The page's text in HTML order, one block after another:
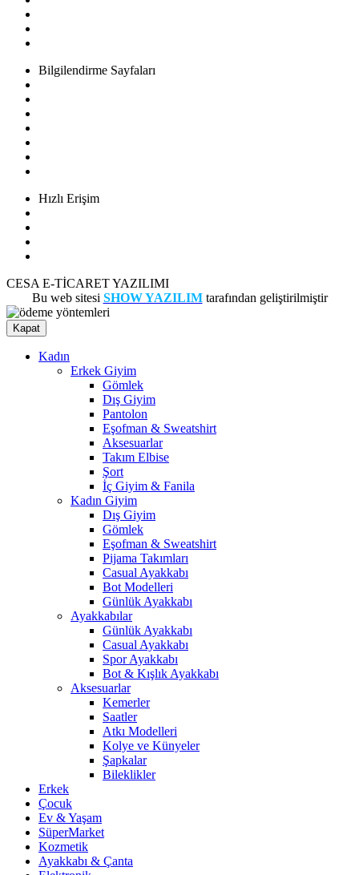
Bilgilendirme Sayfaları
Hızlı Erişim
CESA E-TİCARET YAZILIMI
Bu web sitesi SHOW YAZILIMtarafından geliştirilmiştir
Kapat
Kadın
Erkek Giyim
Gömlek
Dış Giyim
Pantolon
Eşofman & Sweatshirt
Aksesuarlar
Takım Elbise
Şort
İç Giyim & Fanila
Kadın Giyim
Dış Giyim
Gömlek
Eşofman & Sweatshirt
Pijama Takımları
Casual Ayakkabı
Bot Modelleri
Günlük Ayakkabı
Ayakkabılar
Günlük Ayakkabı
Casual Ayakkabı
Spor Ayakkabı
Bot & Kışlık Ayakkabı
Aksesuarlar
Kemerler
Saatler
Atkı Modelleri
Kolye ve Künyeler
Şapkalar
Bileklikler
Erkek
Çocuk
Ev & Yaşam
SüperMarket
Kozmetik
Ayakkabı & Çanta